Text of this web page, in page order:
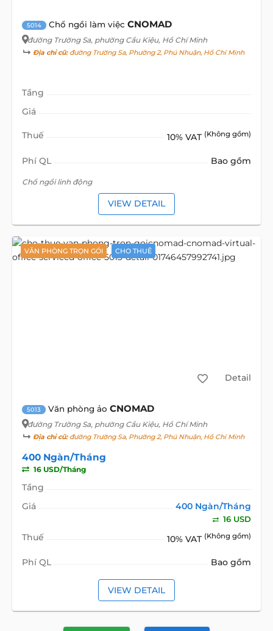
5014 Chổ ngồi làm việc CNOMAD
đường Trường Sa, phường Cầu Kiệu, Hồ Chí Minh
Địa chỉ cũ:đường Trường Sa, Phường 2, Phú Nhuận, Hồ Chí Minh
Tầng
Giá
Thuế 10% VAT (Không gồm)
Phí QL Bao gồm
Chổ ngồi linh động
VIEW DETAIL
VĂN PHÒNG TRỌN GÓI CHO THUÊ
Detail
5013 Văn phòng ảo CNOMAD
đường Trường Sa, phường Cầu Kiệu, Hồ Chí Minh
Địa chỉ cũ:đường Trường Sa, Phường 2, Phú Nhuận, Hồ Chí Minh
400 Ngàn/Tháng
16 USD/Tháng
Tầng
Giá
400 Ngàn/Tháng
16 USD
Thuế 10% VAT (Không gồm)
Phí QL Bao gồm
VIEW DETAIL